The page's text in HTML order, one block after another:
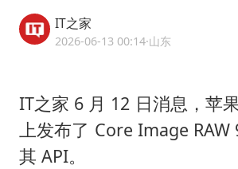
部分银行上调
朱一龙的鼻
IT之家
2026-06-13 00:14·山东
IT之家 6 月 12 日消息，苹
上发布了 Core Image
其 API。